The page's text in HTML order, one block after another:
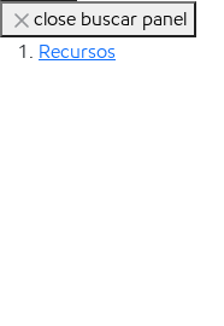
close buscar panel
Recursos